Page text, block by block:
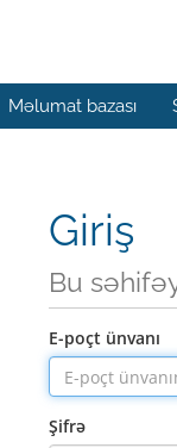
Məlumat bazası
Giriş
Bu
E-poçt ünvanı
Şifrə